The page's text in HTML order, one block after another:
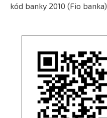
kód banky 2010 (Fio banka)